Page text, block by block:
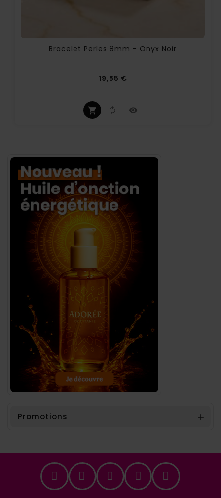
Bracelet Perles 8mm - Onyx Noir
19,85 €
Promotions 